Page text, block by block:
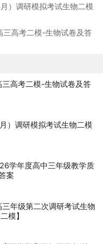
）调研模拟考试生物二模
高考二模-生物试卷及答
高考二模-生物试卷及答
）调研模拟考试生物二模
学年度高中三年级教学质
案
年级第二次调研考试生物
模】